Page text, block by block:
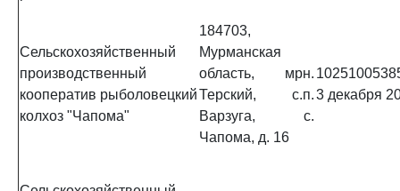
Сельскохозяйственный
производственный
кооператив рыболовецкий
колхоз "Чапома"
184703,
Мурманская
область, мрн.
Терский, с.п.
Варзуга, с.
Чапома, д. 16
3 декабря